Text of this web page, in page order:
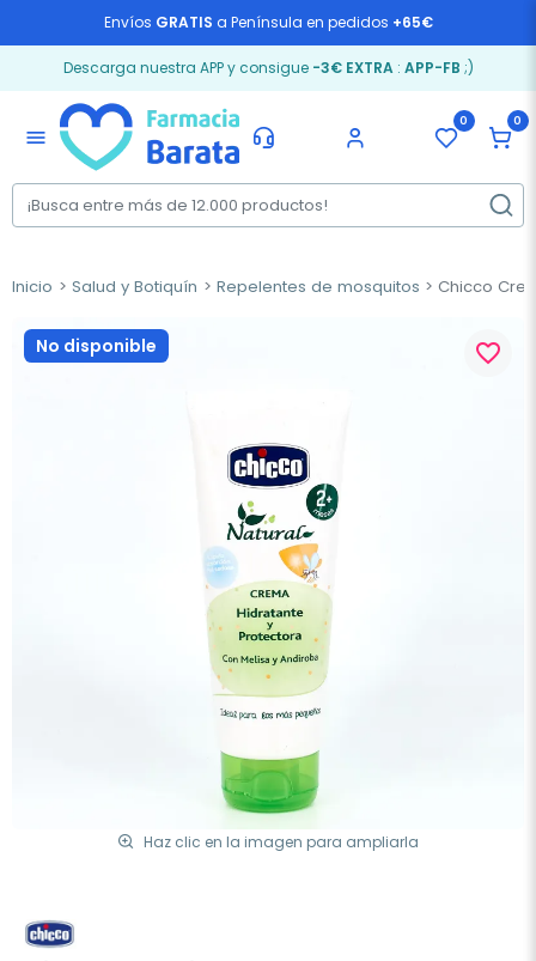
Envíos GRATIS a Península en pedidos +65€
Descarga nuestra APP y consigue -3€ EXTRA: APP-FB ;)
menu
0 0
Inicio Salud y Botiquín Repelentes de mosquitos Chicco
No disponible
Haz clic en la imagen para ampliarla
favorite_border